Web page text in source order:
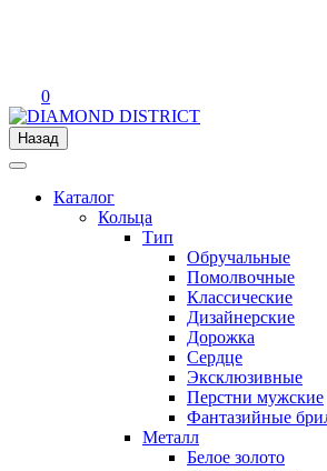
0
Назад
Каталог
Кольца
Тип
Обручальные
Помолвочные
Классические
Дизайнерские
Дорожка
Сердце
Эксклюзивные
Перстни мужские
Фантазийные
Металл
Белое золото